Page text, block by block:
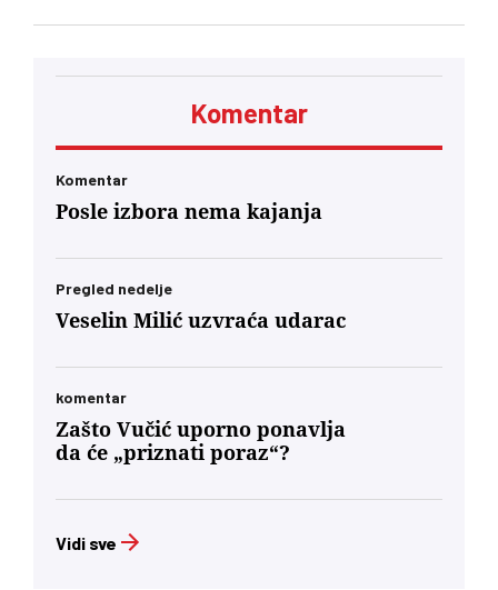
Ukrajine Volodimira Zelenskog
Komentar
Komentar
Posle izbora nema kajanja
Pregled nedelje
Veselin Milić uzvraća udarac
komentar
Zašto Vučić uporno ponavlja
da će „priznati poraz“?
Vidi sve